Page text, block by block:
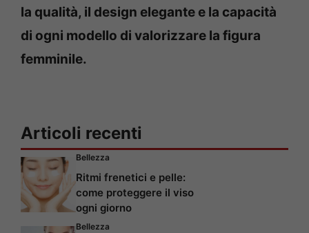
la qualità, il design elegante e la capacità
di ogni modello di valorizzare la figura
femminile.
Articoli recenti
Bellezza
Ritmi frenetici e pelle:
come proteggere il viso
ogni giorno
Bellezza